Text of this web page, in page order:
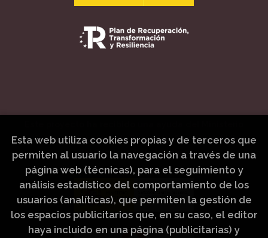
de Cultura, a través de la Dirección General del Libro,
del Cómic y de la Lectura.
Esta web utiliza cookies propias y de terceros que
permiten al usuario la navegación a través de una
página web (técnicas), para el seguimiento y
análisis estadístico del comportamiento de los
usuarios (analíticas), que permiten la gestión de
los espacios publicitarios que, en su caso, el editor
haya incluido en una página (publicitarias) y